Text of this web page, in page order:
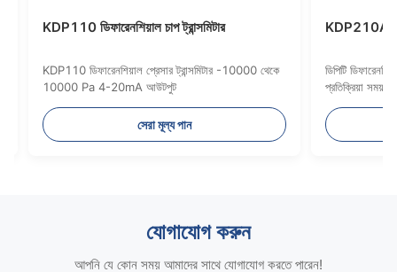
ডিসপ্লে 0.5s
KDP210 ডিফারেনশিয়াল চাপ ট্রান্সমিটার
KDP210 ডিফারেনশিয়াল চাপ ট্রান্সমিটার IP65/NEMA 4
সুরক্ষা শ্রেণি সহ
যোগাযোগ করুন
আপনি যে কোন সময় আমাদের সাথে যোগাযোগ করতে পারেন!